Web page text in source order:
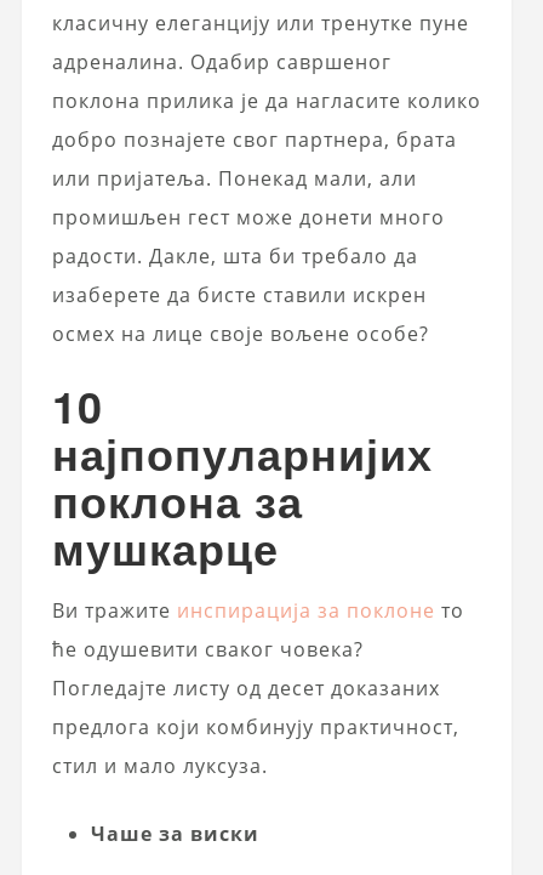
класичну елеганцију или тренутке пуне
адреналина. Одабир савршеног
поклона прилика је да нагласите колико
добро познајете свог партнера, брата
или пријатеља. Понекад мали, али
промишљен гест може донети много
радости. Дакле, шта би требало да
изаберете да бисте ставили искрен
осмех на лице своје вољене особе?
10
најпопуларнијих
поклона за
мушкарце
Ви тражите инспирација за поклоне то
ће одушевити сваког човека?
Погледајте листу од десет доказаних
предлога који комбинују практичност,
стил и мало луксуза.
Чаше за виски